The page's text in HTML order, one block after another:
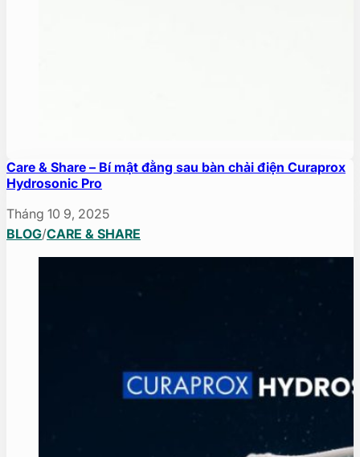
Care & Share – Bí mật đằng sau bàn chải điện Curaprox
Hydrosonic Pro
Tháng 10 9, 2025
BLOG/CARE & SHARE